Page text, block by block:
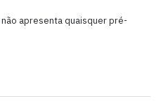
não apresenta quaisquer pré-